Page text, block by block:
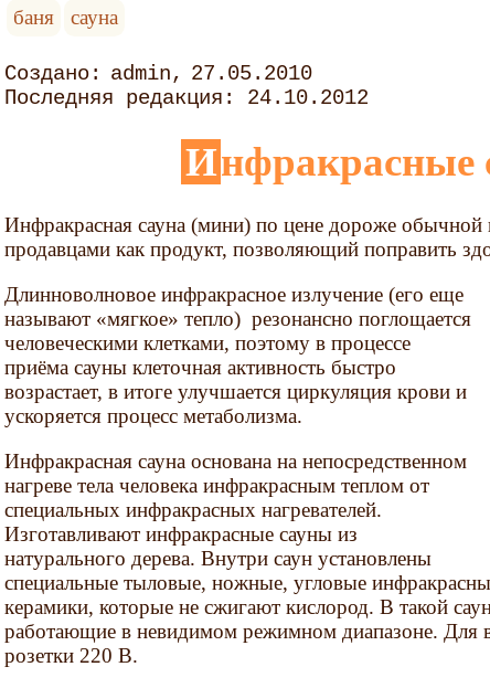
баня
сауна
admin
27.05.2010
24.10.2012
Инфракрасные
Инфракрасная сауна (мини) по цене дороже обычной
продавцами как продукт, позволяющий поправить
Длинноволновое инфракрасное излучение (его еще
называют «мягкое» тепло) резонансно поглощается
человеческими клетками, поэтому в процессе
приёма сауны клеточная активность быстро
возрастает, в итоге улучшается циркуляция крови и
ускоряется процесс метаболизма.
Инфракрасная сауна основана на непосредственном
нагреве тела человека инфракрасным теплом от
специальных инфракрасных нагревателей.
Изготавливают инфракрасные сауны из
натурального дерева. Внутри саун установлены
специальные тыловые, ножные, угловые
керамики, которые не сжигают кислород. В такой
работающие в невидимом режимном диапазоне. Для
розетки 220 В.